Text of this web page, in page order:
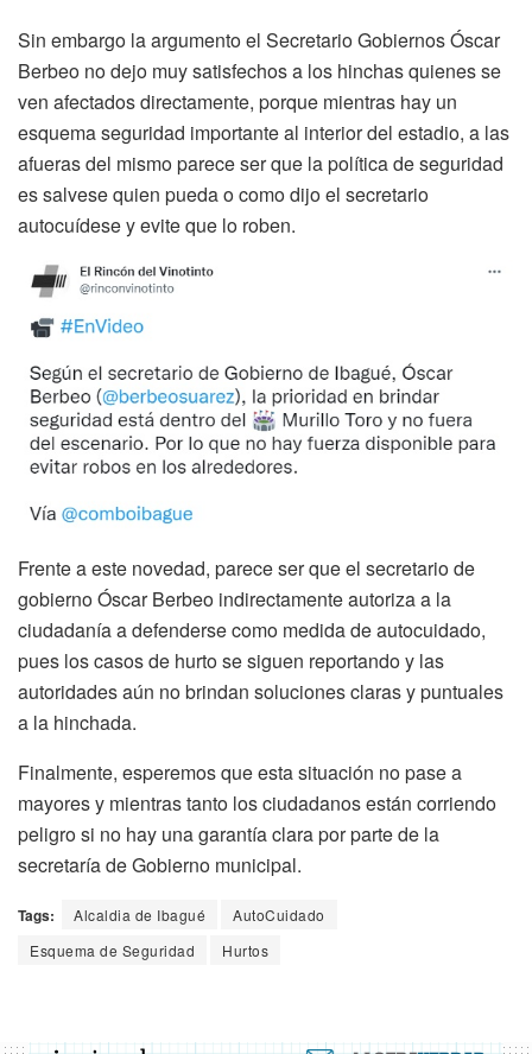
Sin embargo la argumento el Secretario Gobiernos Óscar
Berbeo no dejo muy satisfechos a los hinchas quienes se
ven afectados directamente, porque mientras hay un
esquema seguridad importante al interior del estadio, a las
afueras del mismo parece ser que la política de seguridad
es salvese quien pueda o como dijo el secretario
autocuídese y evite que lo roben.
Frente a este novedad, parece ser que el secretario de
gobierno Óscar Berbeo indirectamente autoriza a la
ciudadanía a defenderse como medida de autocuidado,
pues los casos de hurto se siguen reportando y las
autoridades aún no brindan soluciones claras y puntuales
a la hinchada.
Finalmente, esperemos que esta situación no pase a
mayores y mientras tanto los ciudadanos están corriendo
peligro si no hay una garantía clara por parte de la
secretaría de Gobierno municipal.
Tags: Alcaldia de Ibagué
AutoCuidado
Esquema de Seguridad
Hurtos